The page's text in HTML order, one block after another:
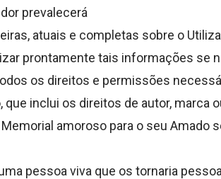
prevalecerá
atuais e completas sobre o
prontamente tais informações se
os direitos e permissões
que inclui os direitos de autor, marca
amoroso para o seu Amado
pessoa viva que os tornaria